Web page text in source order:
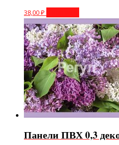
38,00₽
Панели ПВХ 0,3